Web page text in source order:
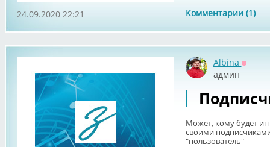
Комментарии (1)
24.09.2020 22:21
Albina
админ
Может, кому будет
своими
"пользователь" -